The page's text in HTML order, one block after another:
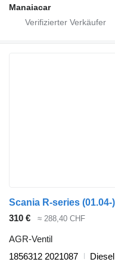
Manaiacar
310 € ≈ 288,40 CHF
AGR-Ventil
1856312 2021087
Diesel